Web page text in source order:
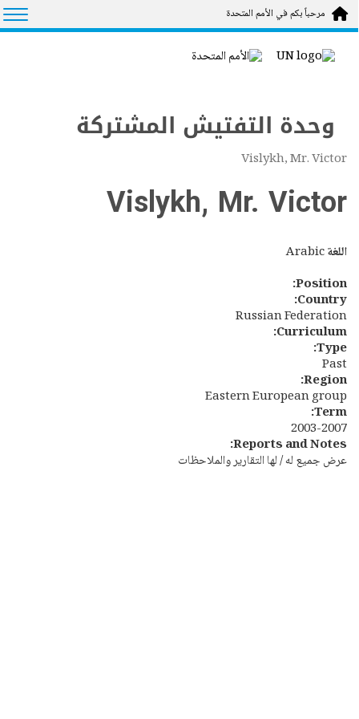
Skip to main content
مرحباً بكم في الأمم المتحدة
وحدة التفتيش المشتركة
Vislykh, Mr. Victor
Vislykh, Mr. Victor
اللغة
Position:
Country:
Russian Federation
Curriculum:
Type:
Past
Region:
Eastern European group
Term:
2003-2007
Reports and Notes:
عرض جميع له / لها التقارير والملاحظات